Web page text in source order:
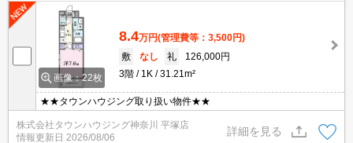
画像：22枚
8.4万円(管理費等：3,500円)
敷
なし 礼
126,000円
3階
1K 31.21m²
★★タウンハウジング取り扱い物件★★
株式会社タウンハウジング神奈川 平塚店
情報更新日 2026/08/06
詳細を見る